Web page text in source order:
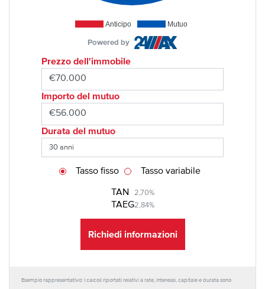
Anticipo Mutuo
Powered by
Prezzo dell'immobile
Importo del mutuo
Durata del mutuo
TAN 2,70%
TAEG2,84%
Tasso fisso Tasso variabile
Richiedi informazioni
Esempio rappresentativo: I calcoli riportati relativi a rate, interessi, capitale e durata sono